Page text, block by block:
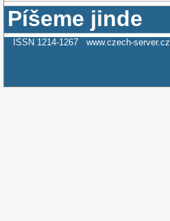
Píšeme jinde
ISSN 1214-1267 www.czech-server.cz